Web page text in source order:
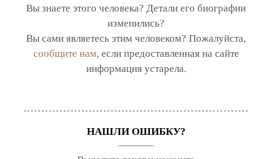
Вы знаете этого человека? Детали его биографии
изменились?
Вы сами являетесь этим человеком? Пожалуйста,
сообщите нам, если предоставленная на сайте
информация устарела.
НАШЛИ ОШИБКУ?